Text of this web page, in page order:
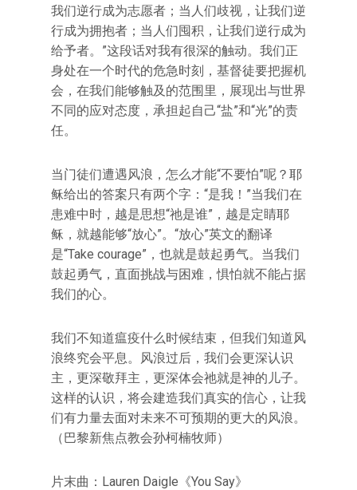
我们逆行成为志愿者；当人们歧视，让我们逆
行成为拥抱者；当人们囤积，让我们逆行成为
给予者。”这段话对我有很深的触动。我们正
身处在一个时代的危急时刻，基督徒要把握机
会，在我们能够触及的范围里，展现出与世界
不同的应对态度，承担起自己“盐”和“光”的责
任。
当门徒们遭遇风浪，怎么才能“不要怕”呢？耶
稣给出的答案只有两个字：“是我！”当我们在
患难中时，越是思想“祂是谁”，越是定睛耶
稣，就越能够“放心”。“放心”英文的翻译
是“Take courage”，也就是鼓起勇气。当我们
鼓起勇气，直面挑战与困难，惧怕就不能占据
我们的心。
我们不知道瘟疫什么时候结束，但我们知道风
浪终究会平息。风浪过后，我们会更深认识
主，更深敬拜主，更深体会祂就是神的儿子。
这样的认识，将会建造我们真实的信心，让我
们有力量去面对未来不可预期的更大的风浪。
（巴黎新焦点教会孙柯楠牧师）
片末曲：Lauren Daigle《You Say》